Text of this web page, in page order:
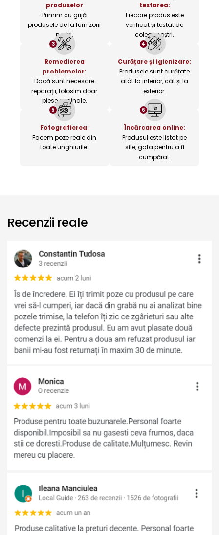
produselor
Primim cu grijă
produsele de la furnizorii
noștri.
testarea:
Fiecare produs este
verificat și testat de
colegii noștri.
3
Remedierea
problemelor:
Dacă sunt necesare
reparații, folosim doar
piese originale.
4
Curățare și igienizare:
Produsele sunt curățate
atât la interior, cât și la
exterior.
5
Fotografierea:
Facem poze reale din
toate unghiurile.
6
Încărcarea online:
Produsul este listat pe
site, gata pentru a fi
cumpărat.
Recenzii reale